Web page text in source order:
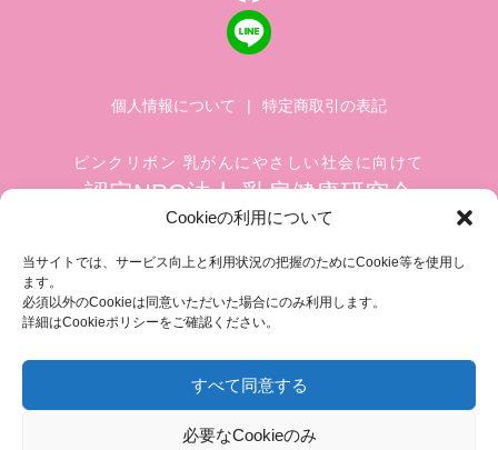
Cookieの利用について
当サイトでは、サービス向上と利用状況の把握のためにCookie等を使用し
ます。
必須以外のCookieは同意いただいた場合にのみ利用します。
詳細はCookieポリシーをご確認ください。
すべて同意する
必要なCookieのみ
個人情報について | 特定商取引の表記
ピンクリボン 乳がんにやさしい社会に向けて
認定NPO法人 乳房健康研究会
築地ホワイトビル 1002
FAX.03-3545-6545
info@breastcare.jp
COPYRIGHT (C) 2019 JAPAN SOCIETY OF BREAST HEALTH, ALL RIGHT RESERVED